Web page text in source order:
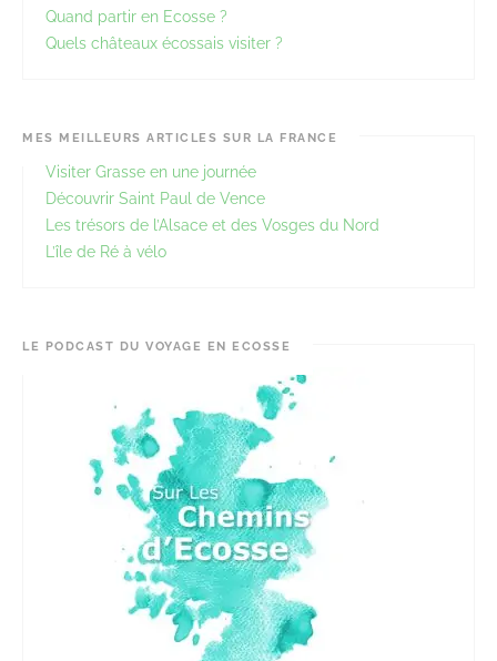
Quand partir en Ecosse ?
Quels châteaux écossais visiter ?
MES MEILLEURS ARTICLES SUR LA FRANCE
Visiter Grasse en une journée
Découvrir Saint Paul de Vence
Les trésors de l’Alsace et des Vosges du Nord
L’île de Ré à vélo
LE PODCAST DU VOYAGE EN ECOSSE